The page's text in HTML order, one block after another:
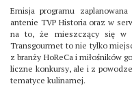
Emisja programu
antenie TVP Historia oraz w
na to, że mieszczący się w
Transgourmet to nie tylko
z branży HoReCa i miłośników
liczne konkursy, ale i z
tematyce kulinarnej.